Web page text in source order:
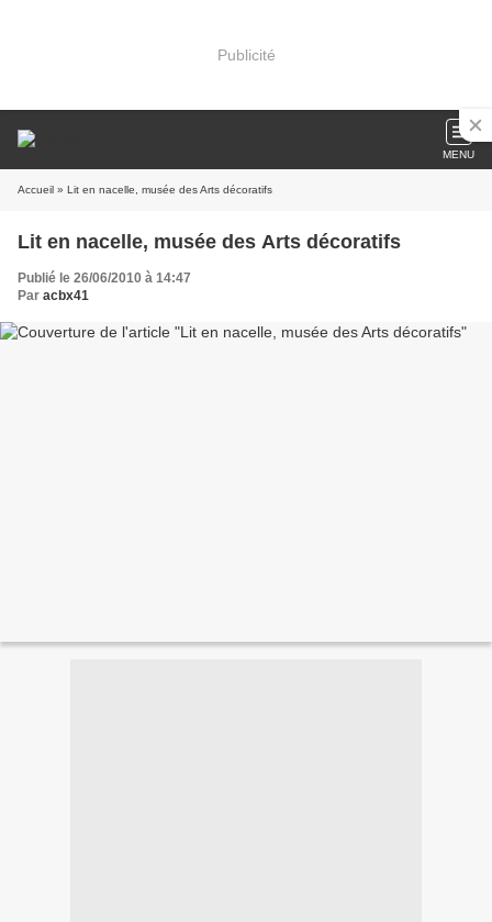
Publicité
MENU
Accueil » Lit en nacelle, musée des Arts décoratifs
Lit en nacelle, musée des Arts décoratifs
Publié le 26/06/2010 à 14:47
Par acbx41